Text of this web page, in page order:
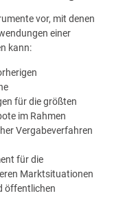
vor, mit denen
einer
kann:
für die größten
im Rahmen
Vergabeverfahren
für die
Marktsituationen
öffentlichen